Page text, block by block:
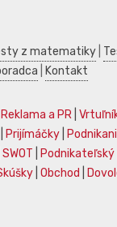
z matematiky
Kontakt
Reklama a PR
Prijímáčky
SWOT Podnikateľský
Obchod